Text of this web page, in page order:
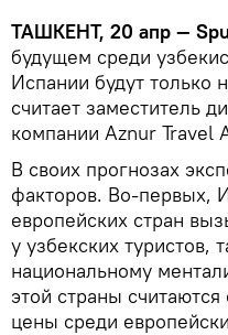
ТАШКЕНТ, 20 апр —
будущем среди
Испании будут только
считает заместитель
компании Aznur Travel
В своих прогнозах
факторов. Во-первых,
европейских стран
у узбекских туристов,
национальному
этой страны
цены среди